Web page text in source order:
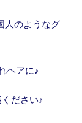
人のようなグ
ヘアに♪
ださい♪